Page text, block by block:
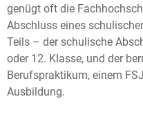
genügt oft die
Abschluss eines
Teils – der schulische
oder 12. Klasse, und der
Berufspraktikum, einem
Ausbildung.